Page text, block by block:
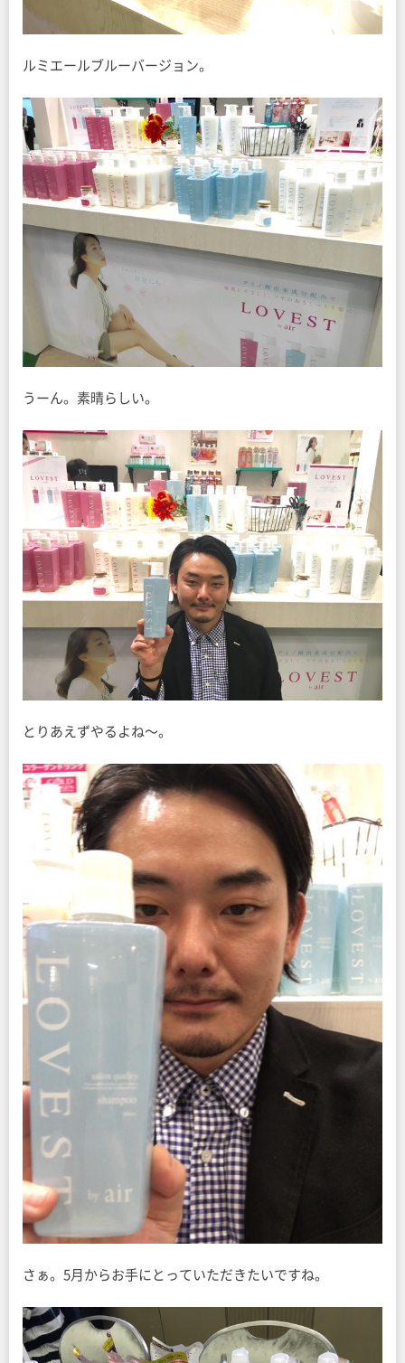
ルミエールブルーバージョン。
うーん。素晴らしい。
とりあえずやるよね〜。
さぁ。5月からお手にとっていただきたいですね。